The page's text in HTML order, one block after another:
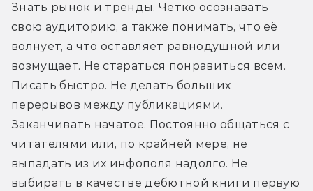
Знать рынок и тренды. Чётко осознавать
свою аудиторию, а также понимать, что её
волнует, а что оставляет равнодушной или
возмущает. Не стараться понравиться всем.
Писать быстро. Не делать больших
перерывов между публикациями.
Заканчивать начатое. Постоянно общаться с
читателями или, по крайней мере, не
выпадать из их инфополя надолго. Не
выбирать в качестве дебютной книги первую